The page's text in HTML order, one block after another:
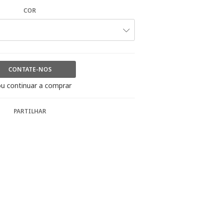
COR
CONTATE-NOS
continuar a comprar
PARTILHAR